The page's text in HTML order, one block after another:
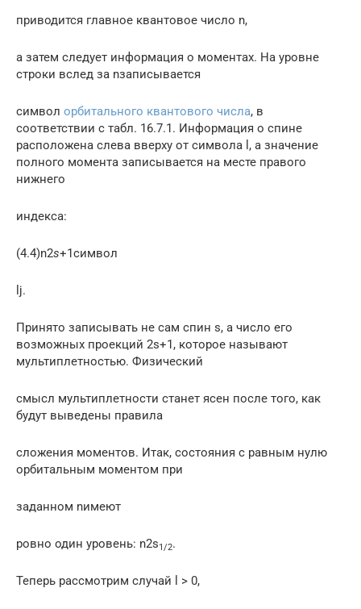
приводится главное квантовое число n,
а затем следует информация о моментах. На уровне
строки вслед за nзаписывается
символ орбитального квантового числа, в
соответствии с табл. 16.7.1. Информация о спине
расположена слева вверху от символа l, а значение
полного момента записывается на месте правого
нижнего
индекса:
(4.4)n2s+1символ
lj.
Принято записывать не сам спин s, а число его
возможных проекций 2s+1, которое называют
мультиплетностью. Физический
смысл мультиплетности станет ясен после того, как
будут выведены правила
сложения моментов. Итак, состояния с равным нулю
орбитальным моментом при
заданном nимеют
ровно один уровень: n2s1/2.
Теперь рассмотрим случай l > 0,